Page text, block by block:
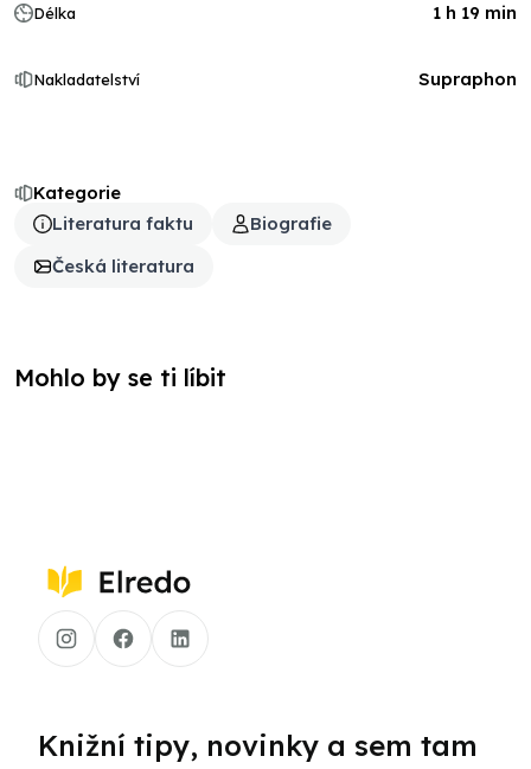
Kategorie
Literatura faktu
Biografie
Česká literatura
Délka 1 h 19 min
Nakladatelství Supraphon
Mohlo by se ti líbit
Knižní tipy, novinky a sem tam